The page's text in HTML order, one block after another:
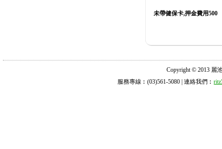
未帶健保卡,押金費用500
Copyright © 2013 麗
服務專線︰(03)561-5080 | 連絡我們︰